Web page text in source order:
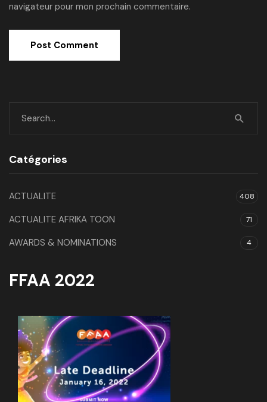
navigateur pour mon prochain commentaire.
Catégories
ACTUALITE 408
ACTUALITE AFRIKA TOON 71
AWARDS & NOMINATIONS 4
FFAA 2022